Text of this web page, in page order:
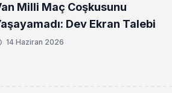
Milli Maç Coşkusunu
Dev Ekran Talebi
14 Haziran 2026